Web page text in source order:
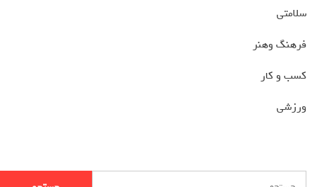
سلامتی
فرهنگ وهنر
کسب و کار
ورزشی